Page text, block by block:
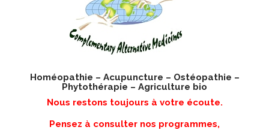
Homéopathie – Acupuncture – Ostéopathie –
Phytothérapie – Agriculture bio
Nous restons toujours à votre écoute.
Pensez à consulter nos programmes,